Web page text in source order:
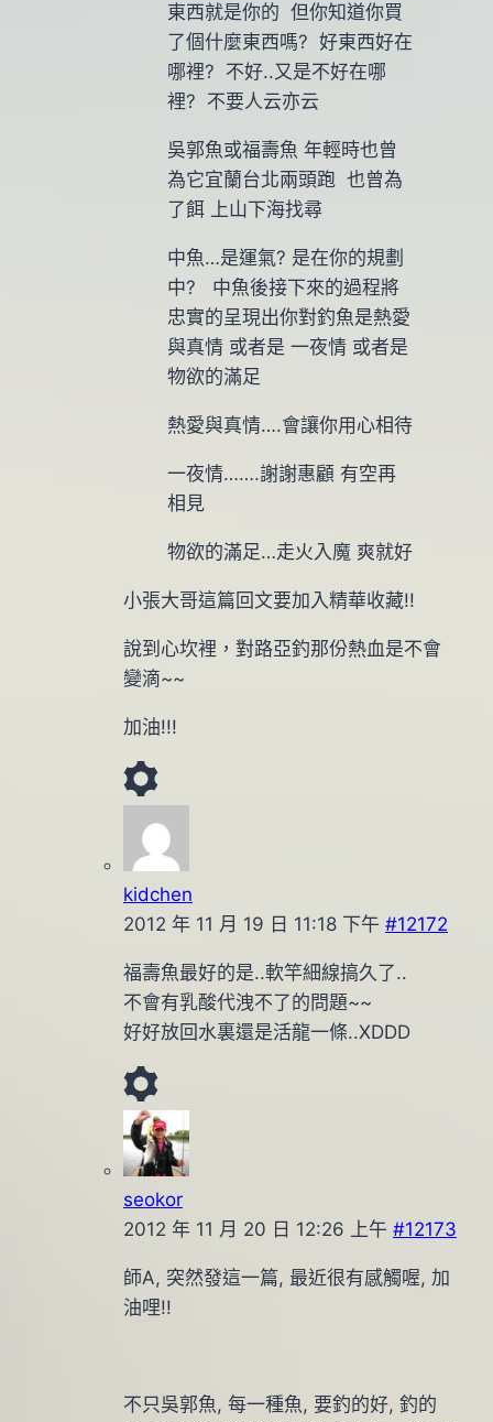
東西就是你的 但你知道你買
了個什麼東西嗎? 好東西好在
哪裡? 不好..又是不好在哪
裡? 不要人云亦云
吳郭魚或福壽魚 年輕時也曾
為它宜蘭台北兩頭跑 也曾為
了餌 上山下海找尋
中魚…是運氣? 是在你的規劃
中? 中魚後接下來的過程將
忠實的呈現出你對釣魚是熱愛
與真情 或者是 一夜情 或者是
物欲的滿足
熱愛與真情….會讓你用心相待
一夜情…….謝謝惠顧 有空再
相見
物欲的滿足…走火入魔 爽就好
小張大哥這篇回文要加入精華收藏!!
說到心坎裡，對路亞釣那份熱血是不會
變滴~~
加油!!!
kidchen
2012 年 11 月 19 日 11:18 下午 #12172
福壽魚最好的是..軟竿細線搞久了..
不會有乳酸代洩不了的問題~~
好好放回水裏還是活龍一條..XDDD
seokor
2012 年 11 月 20 日 12:26 上午 #12173
師A, 突然發這一篇, 最近很有感觸喔, 加
油哩!!
不只吳郭魚, 每一種魚, 要釣的好, 釣的